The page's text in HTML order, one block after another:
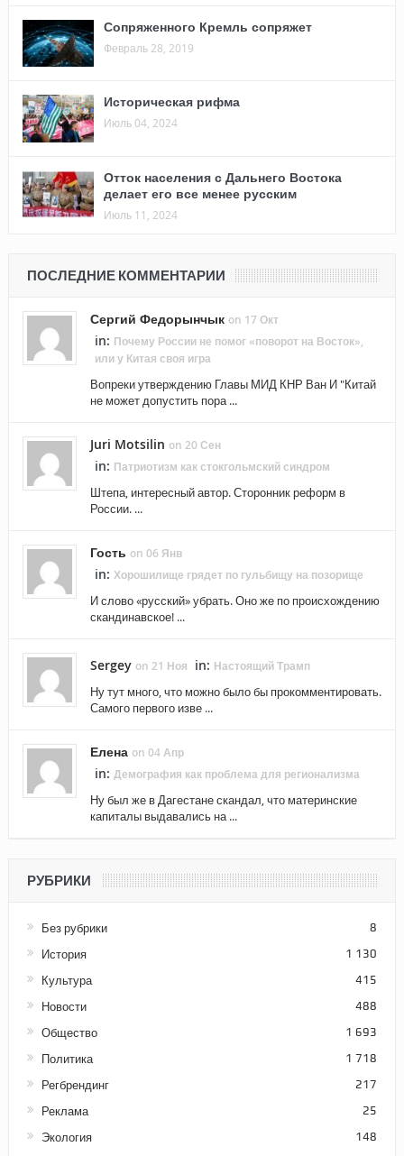
Сопряженного Кремль сопряжет
Февраль 28, 2019
Историческая рифма
Июль 04, 2024
Отток населения с Дальнего Востока
делает его все менее русским
Июль 11, 2024
ПОСЛЕДНИЕ КОММЕНТАРИИ
Сергий Федорынчык on 17 Окт
in: Почему России не помог «поворот на Восток»,
или у Китая своя игра
Вопреки утверждению Главы МИД КНР Ван И "Китай
не может допустить пора ...
Juri Motsilin on 20 Сен
in: Патриотизм как стокгольмский синдром
Штепа, интересный автор. Сторонник реформ в
России. ...
Гость on 06 Янв
in: Хорошилище грядет по гульбищу на позорище
И слово «русский» убрать. Оно же по происхождению
скандинавское! ...
Sergey on 21 Ноя in: Настоящий Трамп
Ну тут много, что можно было бы прокомментировать.
Самого первого изве ...
Елена on 04 Апр
in: Демография как проблема для регионализма
Ну был же в Дагестане скандал, что материнские
капиталы выдавались на ...
РУБРИКИ
Без рубрики 8
История 1 130
Культура 415
Новости 488
Общество 1 693
Политика 1 718
Регбрендинг 217
Реклама 25
Экология 148